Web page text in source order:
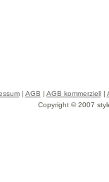
| AGB | AGB kommerziell|
Copyright © 2007